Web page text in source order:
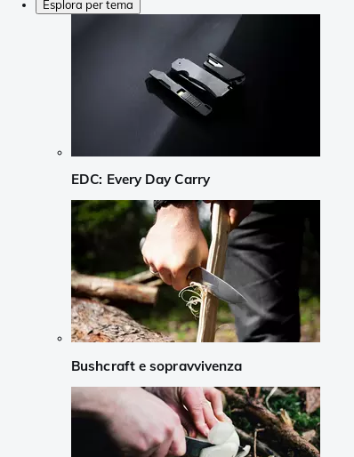
Esplora per tema
EDC: Every Day Carry
Bushcraft e sopravvivenza